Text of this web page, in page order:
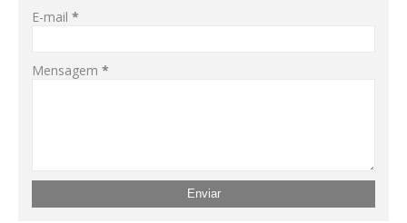
E-mail *
Mensagem *